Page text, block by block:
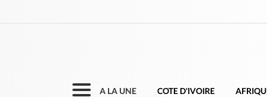
A LA UNE COTE D'IVOIRE